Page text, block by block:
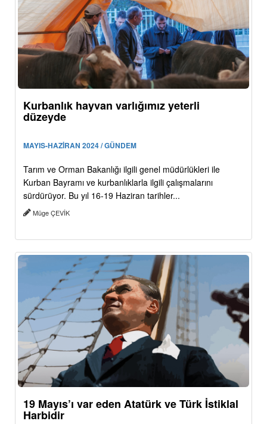
Kurbanlık hayvan varlığımız yeterli
düzeyde
MAYIS-HAZİRAN 2024 / GÜNDEM
Tarım ve Orman Bakanlığı ilgili genel müdürlükleri ile
Kurban Bayramı ve kurbanlıklarla ilgili çalışmalarını
sürdürüyor. Bu yıl 16-19 Haziran tarihler...
Müge ÇEVİK
19 Mayıs’ı var eden Atatürk ve Türk İstiklal
Harbidir